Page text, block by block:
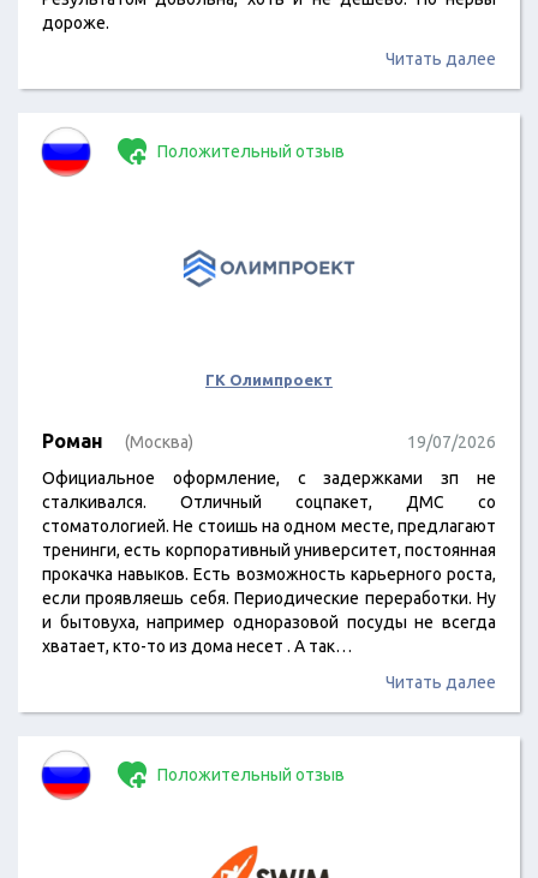
дороже.
Читать далее
Положительный отзыв
ГК Олимпроект
Роман (Москва)
19/07/2026
Официальное оформление, с задержками зп не
сталкивался. Отличный соцпакет, ДМС со
стоматологией. Не стоишь на одном месте, предлагают
тренинги, есть корпоративный университет, постоянная
прокачка навыков. Есть возможность карьерного роста,
если проявляешь себя. Периодические переработки. Ну
и бытовуха, например одноразовой посуды не всегда
хватает, кто-то из дома несет . А так…
Читать далее
Положительный отзыв